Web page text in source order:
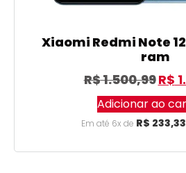
Xiaomi Redmi Note
ram
R$1.500,99R$
Adicionar ao
Em até 6x de R$ 233,33